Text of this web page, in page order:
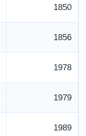
1850
1856
1978
1979
1989